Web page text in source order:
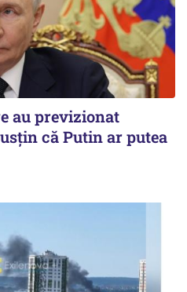
au previzionat
că Putin ar putea